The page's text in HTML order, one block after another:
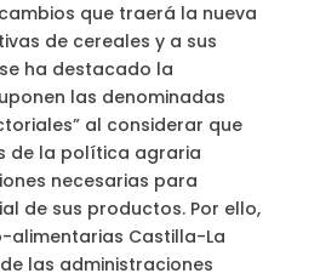
que traerá la nueva
de cereales y a sus
ha destacado la
las denominadas
al considerar que
de la política agraria
necesarias para
de sus productos. Por ello,
alimentarias Castilla-La
las administraciones